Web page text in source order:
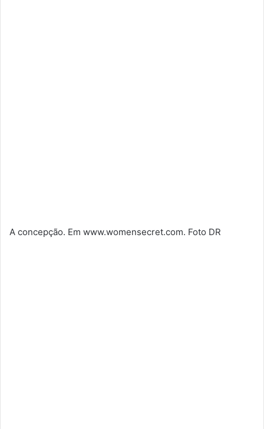
A concepção. Em www.womensecret.com. Foto DR